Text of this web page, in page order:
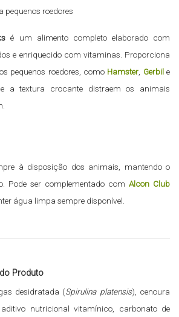
pequenos roedores
é um alimento completo elaborado com
e enriquecido com vitaminas. Proporciona
pequenos roedores, como Hamster Gerbile
a textura crocante distraem os animais
à disposição dos animais, mantendo o
Pode ser complementado com Alcon Club
água limpa sempre disponível.
Produto
desidratada (Spirulina platensis), cenoura
nutricional vitamínico, carbonato de